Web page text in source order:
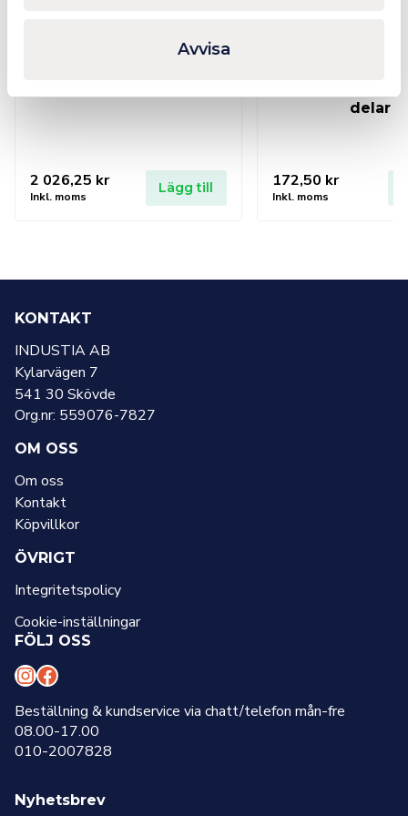
Avvisa
2 026,25 kr
Inkl. moms
Lägg till
Two in One
delar
172,50 kr
Inkl. moms
KONTAKT
INDUSTIA AB
Kylarvägen 7
541 30 Skövde
Org.nr: 559076-7827
OM OSS
Om oss
Kontakt
Köpvillkor
ÖVRIGT
Integritetspolicy
Cookie-inställningar
FÖLJ OSS
I
n
s
t
a
F
a
c
e
b
Beställning & kundservice via chatt/telefon mån-fre
08.00-17.00
010-2007828
Nyhetsbrev